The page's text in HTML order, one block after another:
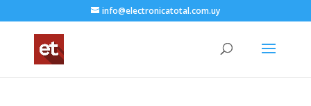
info@electronicatotal.com.uy